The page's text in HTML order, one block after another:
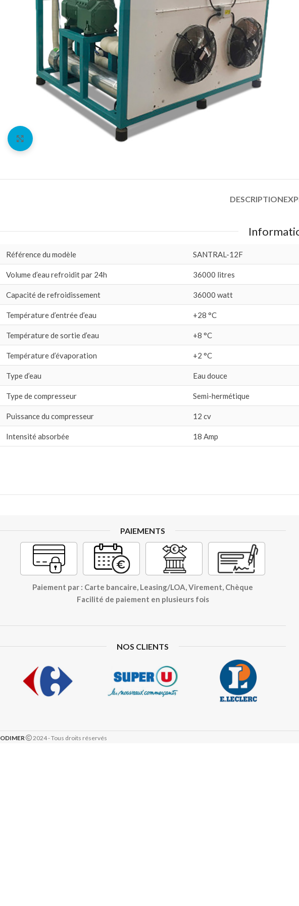
DESCRIPTION
Référence du modèle SANTRAL-12F
Volume d’eau refroidit par 24h 36000 litres
Capacité de refroidissement 36000 watt
Température d’entrée d’eau +28 °C
Température de sortie d’eau +8 °C
Température d’évaporation +2 °C
Type d’eau Eau douce
Type de compresseur Semi-hermétique
Puissance du compresseur 12 cv
Intensité absorbée 18 Amp
PAIEMENTS
Paiement par : Carte bancaire, Leasing/LOA, Virement, Chèque
Facilité de paiement en plusieurs fois
NOS CLIENTS
ODIMER 2024 - Tous droits réservés